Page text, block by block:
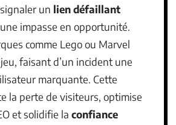
un lien défaillant
impasse en opportunité.
comme Lego ou Marvel
faisant d’un incident une
marquante. Cette
la perte de visiteurs, optimise
et solidifie la confiance